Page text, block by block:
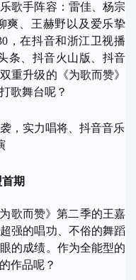
歌手阵容：雷佳、杨宗
爽、王赫野以及爱乐挚
，在抖音和浙江卫视播
条、抖音火山版、抖音
重升级的《为歌而赞》
歌舞台呢？
期
而赞》第二季的王嘉
强的唱功、不俗的舞蹈
的成绩。作为全能型的
作品呢？